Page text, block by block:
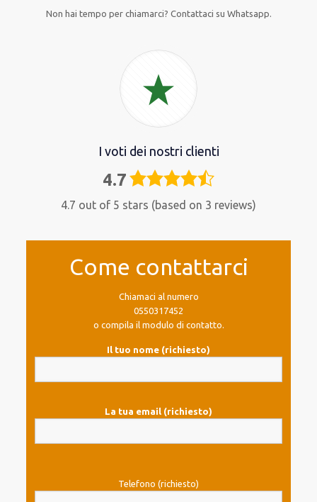
Non hai tempo per chiamarci? Contattaci su Whatsapp.
I voti dei nostri clienti
4.7 4,7
4.7 out of 5 stars (based on 3 reviews)
Come contattarci
Chiamaci al numero
0550317452
o compila il modulo di contatto.
Il tuo nome (richiesto)
La tua email (richiesto)
Telefono (richiesto)